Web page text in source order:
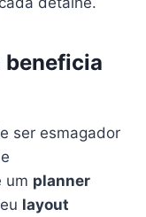
ser esmagador
um planner
layout